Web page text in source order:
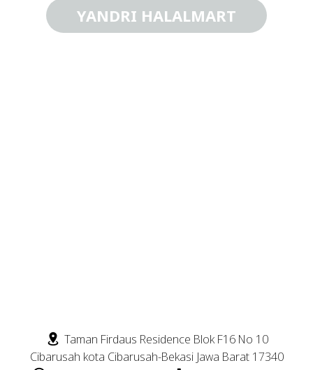
YANDRI HALALMART
Sprunki Mods
Taman Firdaus Residence Blok F16 No 10
Cibarusah kota Cibarusah-Bekasi Jawa Barat 17340